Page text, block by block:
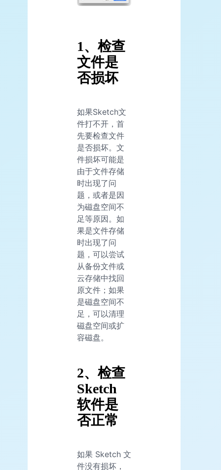
1、检查
文件是
否损坏
如果Sketch文
件打不开，首
先要检查文件
是否损坏。文
件损坏可能是
由于文件存储
时出现了问
题，或者是因
为磁盘空间不
足等原因。如
果是文件存储
时出现了问
题，可以尝试
从备份文件或
云存储中找回
原文件；如果
是磁盘空间不
足，可以清理
磁盘空间或扩
容磁盘。
2、检查
Sketch
软件是
否正常
如果 Sketch 文
件没有损坏，